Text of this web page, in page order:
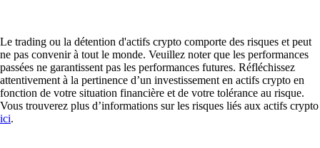
Le trading ou la détention d'actifs crypto comporte des risques et peut
ne pas convenir à tout le monde. Veuillez noter que les performances
passées ne garantissent pas les performances futures. Réfléchissez
attentivement à la pertinence d’un investissement en actifs crypto en
fonction de votre situation financière et de votre tolérance au risque.
Vous trouverez plus d’informations sur les risques liés aux actifs crypto
ici.